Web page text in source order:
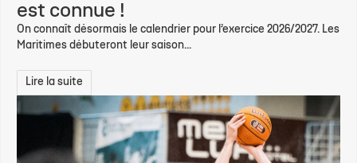
est connue !
On connaît désormais le calendrier pour l’exercice 2026/2027. Les
Maritimes débuteront leur saison...
Lire la suite